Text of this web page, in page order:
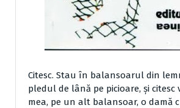
Citesc. Stau în balansoarul din
pledul de lână pe picioare, şi citesc
mea, pe un alt balansoar, o damă